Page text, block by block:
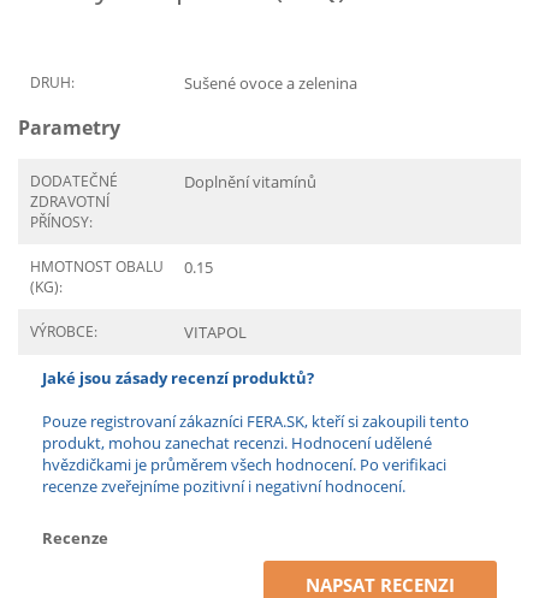
DRUH: Sušené ovoce a zelenina
Parametry
DODATEČNÉ
ZDRAVOTNÍ
PŘÍNOSY:
Doplnění vitamínů
HMOTNOST OBALU
(KG):
0.15
VÝROBCE: VITAPOL
Jaké jsou zásady recenzí produktů?
Pouze registrovaní zákazníci FERA.SK, kteří si zakoupili tento
produkt, mohou zanechat recenzi. Hodnocení udělené
hvězdičkami je průměrem všech hodnocení. Po verifikaci
recenze zveřejníme pozitivní i negativní hodnocení.
Recenze
NAPSAT RECENZI